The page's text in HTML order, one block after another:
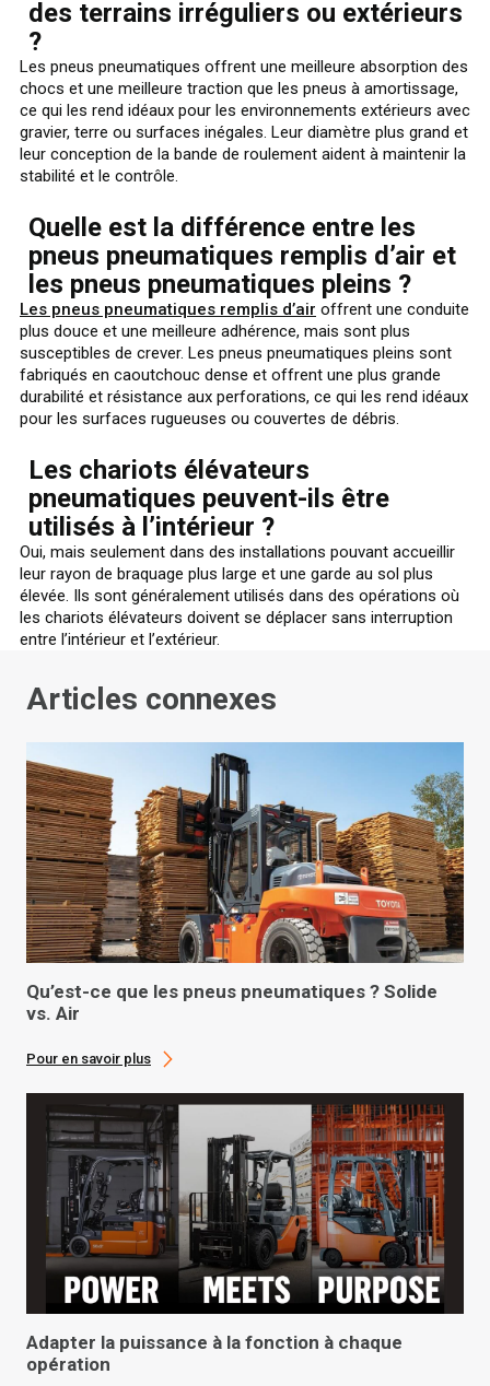
des terrains irréguliers ou extérieurs
?
Les pneus pneumatiques offrent une meilleure absorption des
chocs et une meilleure traction que les pneus à amortissage,
ce qui les rend idéaux pour les environnements extérieurs avec
gravier, terre ou surfaces inégales. Leur diamètre plus grand et
leur conception de la bande de roulement aident à maintenir la
stabilité et le contrôle.
Quelle est la différence entre les
pneus pneumatiques remplis d’air et
les pneus pneumatiques pleins ?
Les pneus pneumatiques remplis d’air offrent une conduite
plus douce et une meilleure adhérence, mais sont plus
susceptibles de crever. Les pneus pneumatiques pleins sont
fabriqués en caoutchouc dense et offrent une plus grande
durabilité et résistance aux perforations, ce qui les rend idéaux
pour les surfaces rugueuses ou couvertes de débris.
Les chariots élévateurs
pneumatiques peuvent-ils être
utilisés à l’intérieur ?
Oui, mais seulement dans des installations pouvant accueillir
leur rayon de braquage plus large et une garde au sol plus
élevée. Ils sont généralement utilisés dans des opérations où
les chariots élévateurs doivent se déplacer sans interruption
entre l’intérieur et l’extérieur.
Articles connexes
Qu’est-ce que les pneus pneumatiques ? Solide
vs. Air
Pour en savoir plus
Adapter la puissance à la fonction à chaque
opération